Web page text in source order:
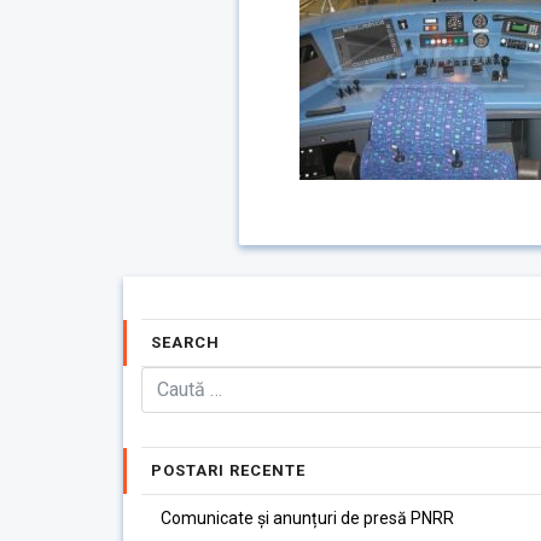
SEARCH
POSTARI RECENTE
Comunicate și anunțuri de presă PNRR